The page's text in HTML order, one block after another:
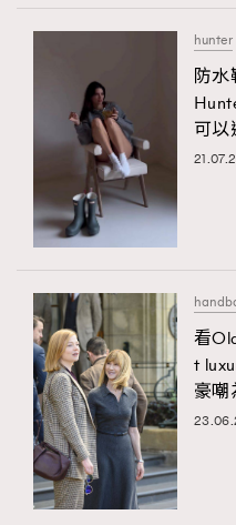
#FigaroIssue 容祖
#FigaroIssue 專訪陳
hunter
防
可以
看
t
豪嘲